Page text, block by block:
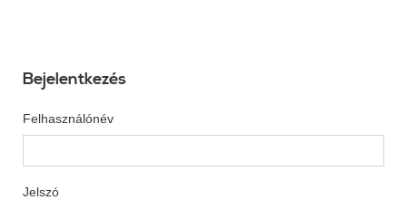
Bejelentkezés
Felhasználónév
Jelszó